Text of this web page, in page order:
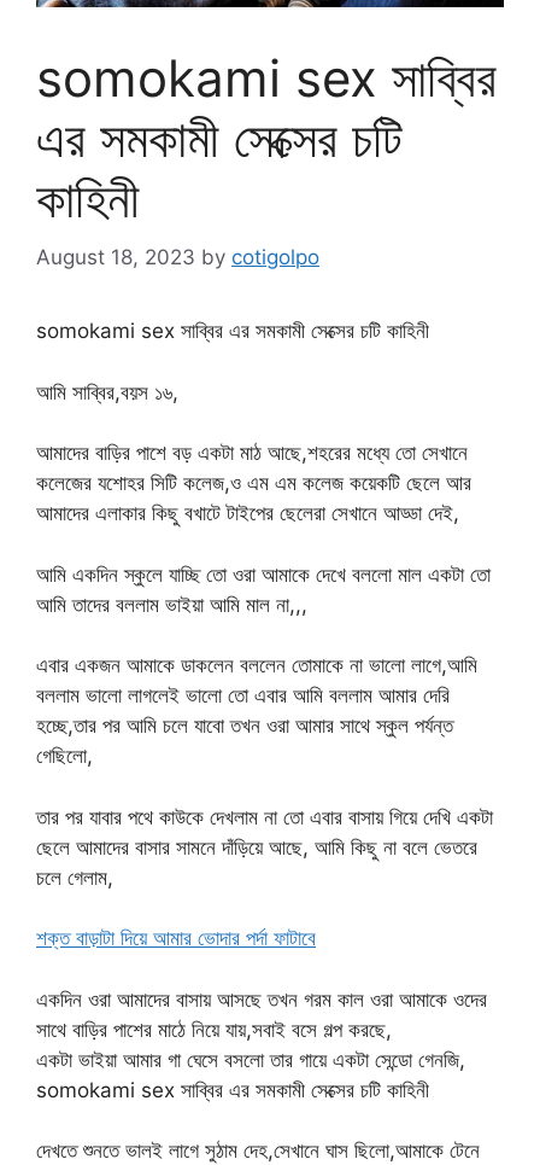
somokami sex সাব্বির
এর সমকামী সেক্সের চটি
কাহিনী
August 18, 2023 by cotigolpo
somokami sex সাব্বির এর সমকামী সেক্সের চটি কাহিনী
আমি সাব্বির,বয়স ১৬,
আমাদের বাড়ির পাশে বড় একটা মাঠ আছে,শহরের মধ্যে তো সেখানে
কলেজের যশোহর সিটি কলেজ,ও এম এম কলেজ কয়েকটি ছেলে আর
আমাদের এলাকার কিছু বখাটে টাইপের ছেলেরা সেখানে আড্ডা দেই,
আমি একদিন স্কুলে যাচ্ছি তো ওরা আমাকে দেখে বললো মাল একটা তো
আমি তাদের বললাম ভাইয়া আমি মাল না,,,
এবার একজন আমাকে ডাকলেন বললেন তোমাকে না ভালো লাগে,আমি
বললাম ভালো লাগলেই ভালো তো এবার আমি বললাম আমার দেরি
হচ্ছে,তার পর আমি চলে যাবো তখন ওরা আমার সাথে স্কুল পর্যন্ত
গেছিলো,
তার পর যাবার পথে কাউকে দেখলাম না তো এবার বাসায় গিয়ে দেখি একটা
ছেলে আমাদের বাসার সামনে দাঁড়িয়ে আছে, আমি কিছু না বলে ভেতরে
চলে গেলাম,
শক্ত বাড়াটা দিয়ে আমার ভোদার পর্দা ফাটাবে
একদিন ওরা আমাদের বাসায় আসছে তখন গরম কাল ওরা আমাকে ওদের
সাথে বাড়ির পাশের মাঠে নিয়ে যায়,সবাই বসে গল্প করছে,
একটা ভাইয়া আমার গা ঘেসে বসলো তার গায়ে একটা সেন্ডো গেনজি,
somokami sex সাব্বির এর সমকামী সেক্সের চটি কাহিনী
দেখতে শুনতে ভালই লাগে সুঠাম দেহ,সেখানে ঘাস ছিলো,আমাকে টেনে